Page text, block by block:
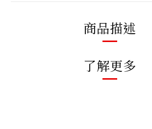
商品描述
了解更多